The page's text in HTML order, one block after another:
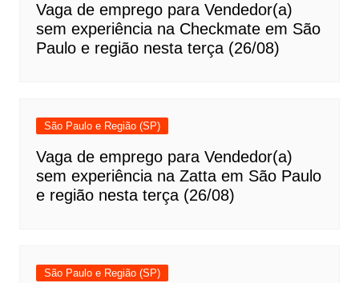
Vaga de emprego para Vendedor(a)
sem experiência na Checkmate em São
Paulo e região nesta terça (26/08)
São Paulo e Região (SP)
Vaga de emprego para Vendedor(a)
sem experiência na Zatta em São Paulo
e região nesta terça (26/08)
São Paulo e Região (SP)